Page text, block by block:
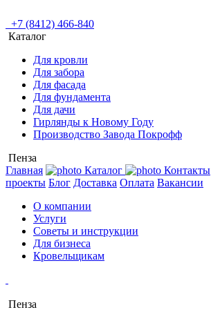
+7 (8412) 466-840
Каталог
Для кровли
Для забора
Для фасада
Для фундамента
Для дачи
Гирлянды к Новому Году
Производство Завода Покрофф
Пенза
Главная
Каталог Контакты
проекты Блог Доставка Оплата Вакансии
О компании
Услуги
Советы и инструкции
Для бизнеса
Кровельщикам
Пенза